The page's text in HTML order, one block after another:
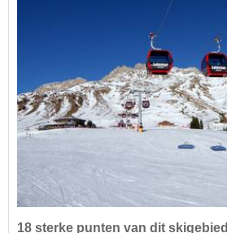
18 sterke punten van dit skigebied